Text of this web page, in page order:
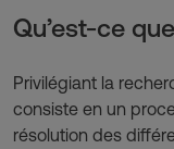
Qu’est-ce
Privilégiant la
consiste en un
résolution des